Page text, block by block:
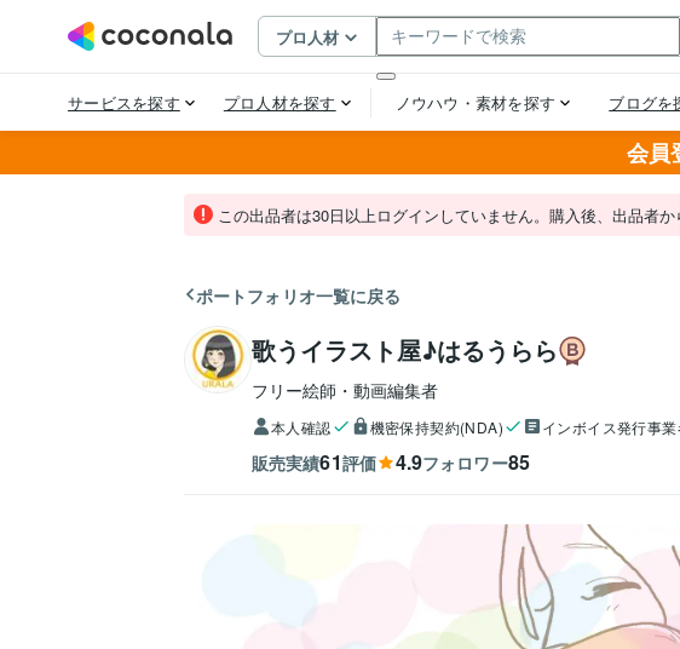
会員
この出品者は30日以上ログインしていません。購入後、出品者
ポートフォリオ一覧に戻る
歌うイラスト屋♪はるうらら
フリー絵師・動画編集者
本人確認 機密保持契約(NDA) インボイス発行事
販売実績61評価 4.9フォロワー85